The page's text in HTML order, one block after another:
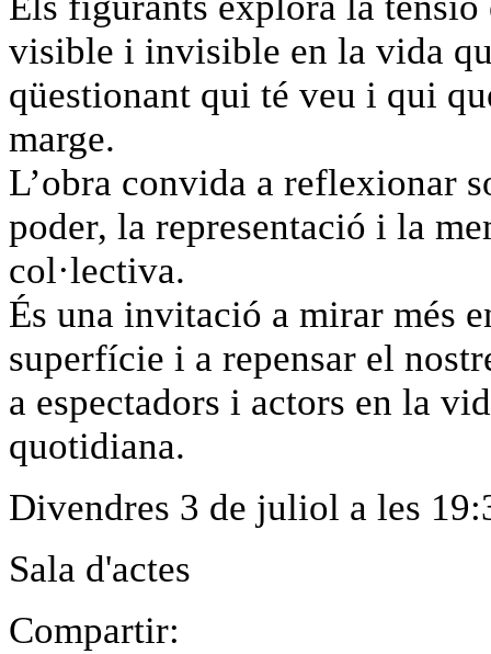
visible i invisible en la vida
qüestionant qui té veu i qui
marge.
L’obra convida a reflexionar
poder, la representació i la
col·lectiva.
És una invitació a mirar més
superfície i a repensar el
a espectadors i actors en la
quotidiana.
Divendres 3 de juliol a les
Sala d'actes
Compartir: